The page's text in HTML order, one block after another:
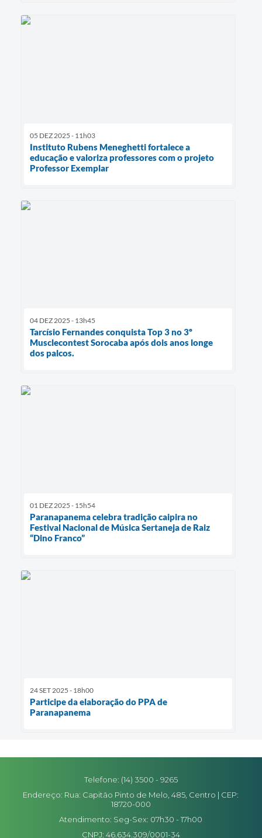
05 DEZ 2025 - 11h03
Instituto Rubens Meneghetti fortalece a
educação e valoriza professores com o projeto
Professor Exemplar
04 DEZ 2025 - 13h45
Tarcísio Fernandes conquista Top 3 no 3º
Musclecontest Sorocaba após dois anos longe
dos palcos.
01 DEZ 2025 - 15h54
Paranapanema celebra tradição caipira no
Festival Nacional de Música Sertaneja de Raiz
“Dino Franco”
24 SET 2025 - 18h00
Participe da elaboração do PPA de
Paranapanema
Telefone: (14) 3500 - 9265
Endereço: Rua: Capitão Pinto de Melo, 485, Centro | CEP:
18720-000
Atendimento: Seg-Sex: 07h30 - 17h00
CNPJ: 46.634.309/0001-34